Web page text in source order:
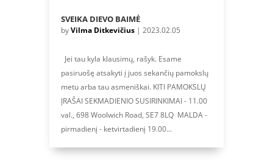
SVEIKA DIEVO BAIMĖ
byVilma Ditkevičius| 2023.02.05
Jei tau kyla klausimų, rašyk. Esame
pasiruošę atsakyti į juos sekančių pamokslų
metu arba tau asmeniškai. KITI PAMOKSLŲ
ĮRAŠAI SEKMADIENIO SUSIRINKIMAI - 11.00
val., 698 Woolwich Road, SE7 8LQ MALDA -
pirmadienį - ketvirtadienį 19.00...